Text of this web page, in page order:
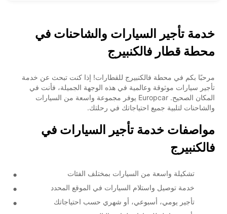
خدمة تأجير السيارات والشاحنات في
محطة قطار فالكنبيرج
مرحبًا بكم في محطة فالكنبيرج للقطارات! إذا كنت تبحث عن خدمة
تأجير سيارات موثوقة وعالمية في هذه الوجهة الجميلة، فأنت في
المكان الصحيح. Europcar يوفر مجموعة واسعة من السيارات
والشاحنات لتلبية جميع احتياجاتك في رحلتك.
مواصفات خدمة تأجير السيارات في
فالكنبيرج
تشكيلة واسعة من السيارات بمختلف الفئات
خدمة توصيل واستلام السيارات في الموقع المحدد
تأجير يومي، أسبوعي، أو شهري حسب احتياجاتك